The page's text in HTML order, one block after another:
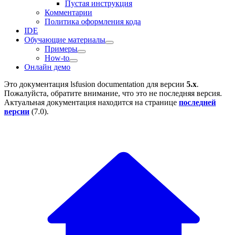
Пустая инструкция
Комментарии
Политика оформления кода
IDE
Обучающие материалы
Примеры
How-to
Онлайн демо
Это документация lsfusion documentation для версии 5.x.
Пожалуйста, обратите внимание, что это не последняя версия.
Актуальная документация находится на странице последней
версии (7.0).